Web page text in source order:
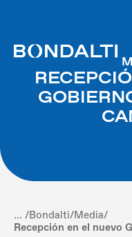
... /Bondalti/Media/
Recepción en el nuevo